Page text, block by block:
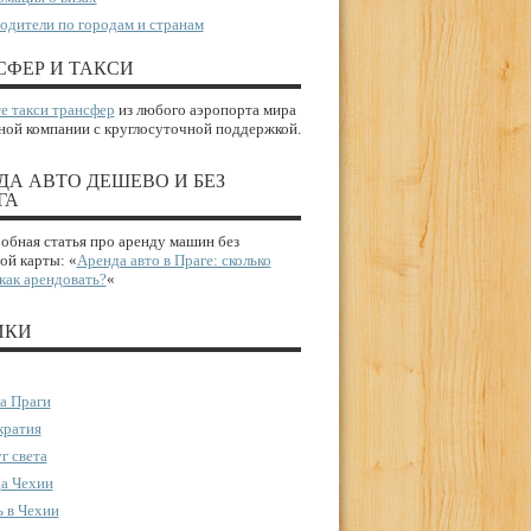
по городам и странам
И ТАКСИ
такси трансфер из любого аэропорта мира
компании с круглосуточной поддержкой.
АВТО ДЕШЕВО И БЕЗ
статья про аренду машин без
карты: «Аренда авто в Праге: сколько
арендовать?«
Праги
света
Чехии
в Чехии